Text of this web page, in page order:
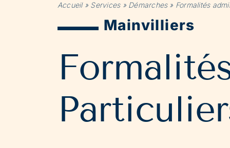
Accueil» Services» Démarches» Formalités
Mainvilliers